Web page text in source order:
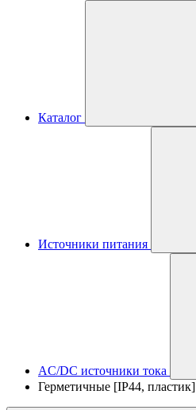
Каталог
Источники питания
AC/DC источники тока
Герметичные [IP44, пластик]